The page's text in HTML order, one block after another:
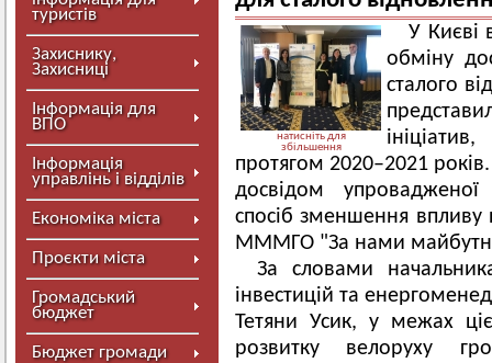
туристів
Захиснику,
Захисниці
Інформація для
ВПО
Інформація
управлінь і відділів
Економіка міста
Проєкти міста
Громадський
бюджет
Бюджет громади
натисніть для
збільшення
У Києві
обміну
сталого
протягом 2020–2021
досвідом упровадженої
спосіб зменшення впливу
МММГО "За нами
За словами
інвестицій та
Тетяни Усик, у межах
розвитку велоруху